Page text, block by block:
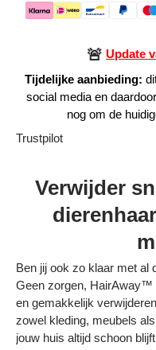
Alle Producten
Alle collecties
Blogs
Contact
Privacy policy
Alle categorieën
🚨 Update
Tijdelijke aanbieding:
social media en
nog om de
Trustpilot
Verwijder
Ben jij ook zo klaar met al
Geen zorgen, HairAway™
en gemakkelijk
zowel kleding, meubels
jouw huis altijd schoon